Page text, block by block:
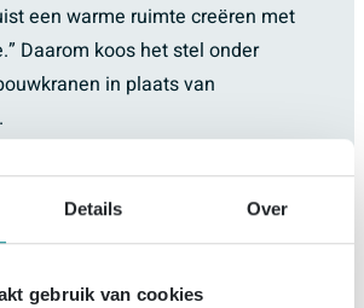
Details Over
gebruik van cookies
een warme ruimte creëren met
Daarom koos het stel onder
in plaats van
een gestylde badkamer waarbij
zo’n mooi geheel geworden. We